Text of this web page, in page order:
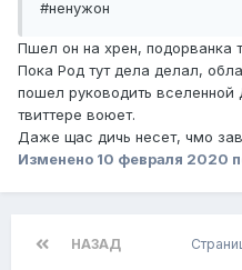
#ненужон
Пшел он на хрен, подорванка
Пока Род тут дела делал,
пошел руководить вселенной
твиттере воюет.
Даже щас дичь несет, чмо
Изменено 10 февраля 2020
НАЗАД